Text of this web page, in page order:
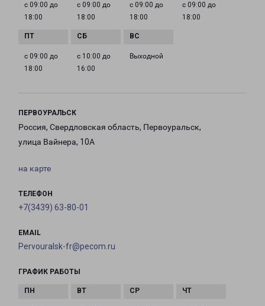
с 09:00 до
18:00
с 09:00 до
18:00
с 09:00 до
18:00
с 09:00 до
18:00
с 09:00 до
18:00
с 10:00 до
16:00
Выходной
ПЕРВОУРАЛЬСК
Россия, Свердловская область, Первоуральск,
улица Вайнера, 10А
на карте
ТЕЛЕФОН
+7(3439) 63-80-01
EMAIL
Pervouralsk-fr@pecom.ru
ГРАФИК РАБОТЫ